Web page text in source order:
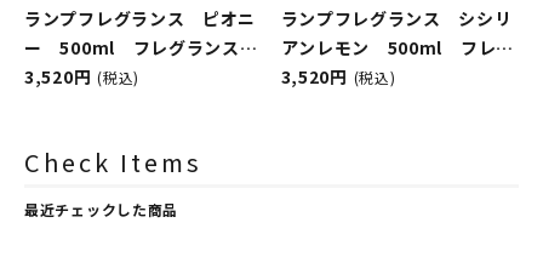
ランプフレグランス ピオニ
ー 500ml フレグランスラ
ンプ用オイル
3,520円 (税込)
ランプフレグランス シシリ
アンレモン 500ml フレグ
ランスランプ用オイル
3,520円 (税込)
Check Items
最近チェックした商品